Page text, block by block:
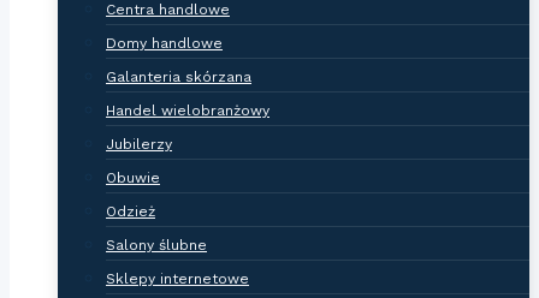
Centra handlowe
Domy handlowe
Galanteria skórzana
Handel wielobranżowy
Jubilerzy
Obuwie
Odzież
Salony ślubne
Sklepy internetowe